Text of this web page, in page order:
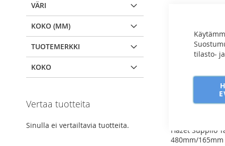
tilasto-
Hazet Suppilo
480mm/165mm
VÄRI
KOKO (MM)
TUOTEMERKKI
KOKO
Vertaa tuotteita
Sinulla ei vertailtavia tuotteita.